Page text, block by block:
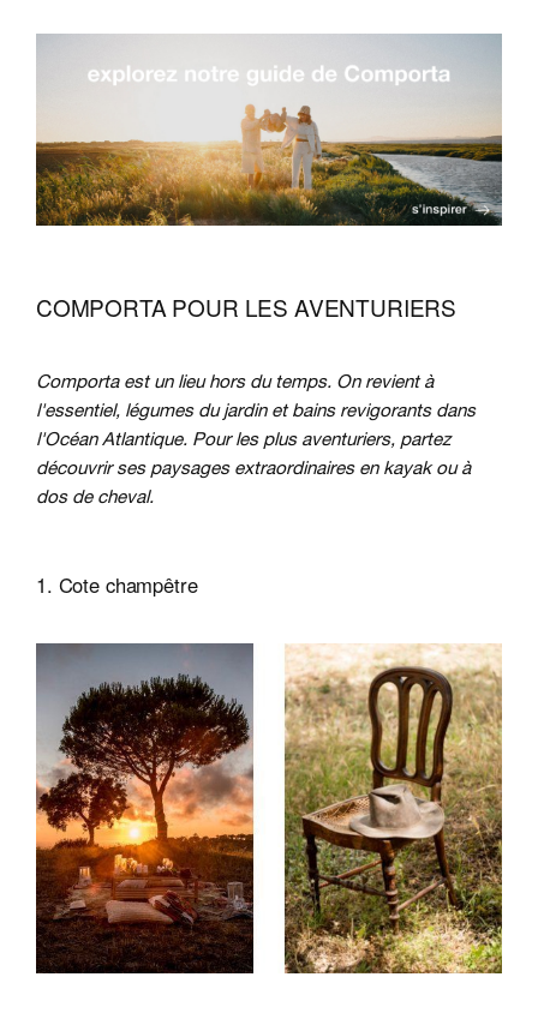
COMPORTA POUR LES AVENTURIERS
Comporta est un lieu hors du temps. On revient à
l'essentiel, légumes du jardin et bains revigorants dans
l'Océan Atlantique. Pour les plus aventuriers, partez
découvrir ses paysages extraordinaires en kayak ou à
dos de cheval.
1. Cote champêtre